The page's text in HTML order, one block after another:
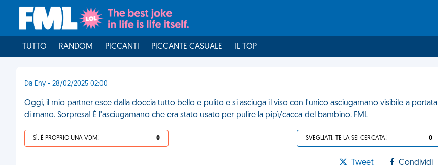
TUTTO RANDOM PICCANTI PICCANTE CASUALE IL TOP
Da Eny - 28/02/2025 02:00
Oggi, il mio partner esce dalla doccia tutto bello e pulito e si asciuga il viso con l'unico asciugamano visibile a portata
di mano. Sorpresa! È l'asciugamano che era stato usato per pulire la pipì/cacca del bambino. FML
SÌ, È PROPRIO UNA VDM! 0 SVEGLIATI, TE LA SEI CERCATA! 0
Tweet Condividi